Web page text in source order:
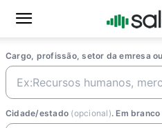
Cargo, profissão, setor da emresa
Cidade/estado (opcional). Em